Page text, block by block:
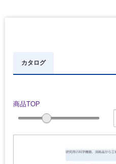
カタログ
商品TOP